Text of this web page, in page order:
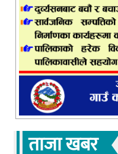
ताजा खबर